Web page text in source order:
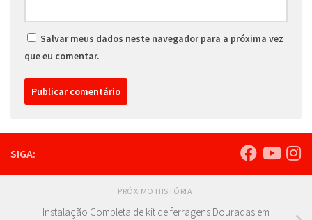
Salvar meus dados neste navegador para a próxima vez
que eu comentar.
SIGA:
PRÓXIMO HISTÓRIA
Instalação Completa de kit de ferragens Douradas em